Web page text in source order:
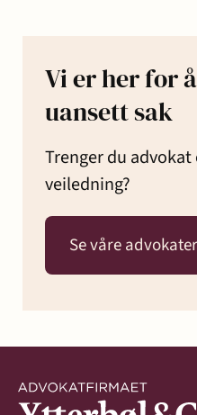
Vi er her for
uansett sak
Trenger du
veiledning?
Se våre advokater